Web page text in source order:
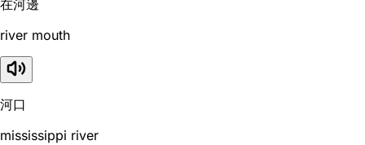
在河邊
river mouth
河口
mississippi river